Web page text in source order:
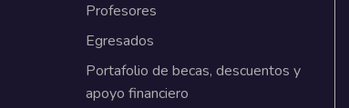
Profesores
Egresados
Portafolio de becas, descuentos y
apoyo financiero